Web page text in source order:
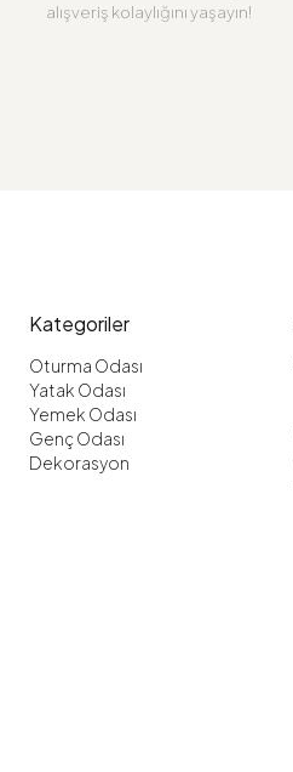
alışveriş kolaylığını yaşayın!
Kategoriler
Oturma Odası
Yatak Odası
Yemek Odası
Genç Odası
Dekorasyon